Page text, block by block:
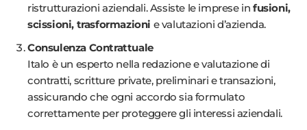
ristrutturazioni aziendali. Assiste le imprese infusioni,
scissioni, trasformazioni e valutazioni d’azienda.
Consulenza Contrattuale
Italo è un esperto nella redazione e valutazione di
contratti, scritture private, preliminari e transazioni,
assicurando che ogni accordo sia formulato
correttamente per proteggere gli interessi aziendali.